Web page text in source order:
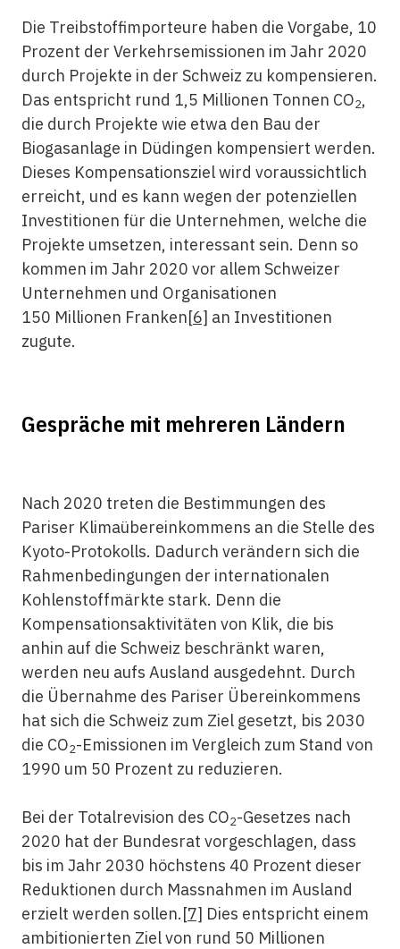
Die Treibstoffimporteure haben die Vorgabe, 10
Prozent der Verkehrsemissionen im Jahr 2020
durch Projekte in der Schweiz zu kompensieren.
Das entspricht rund 1,5 Millionen Tonnen CO2,
die durch Projekte wie etwa den Bau der
Biogasanlage in Düdingen kompensiert werden.
Dieses Kompensationsziel wird voraussichtlich
erreicht, und es kann wegen der potenziellen
Investitionen für die Unternehmen, welche die
Projekte umsetzen, interessant sein. Denn so
kommen im Jahr 2020 vor allem Schweizer
Unternehmen und Organisationen
150 Millionen Franken[6] an Investitionen
zugute.
Gespräche mit mehreren Ländern
Nach 2020 treten die Bestimmungen des
Pariser Klimaübereinkommens an die Stelle des
Kyoto-Protokolls. Dadurch verändern sich die
Rahmenbedingungen der internationalen
Kohlenstoffmärkte stark. Denn die
Kompensationsaktivitäten von Klik, die bis
anhin auf die Schweiz beschränkt waren,
werden neu aufs Ausland ausgedehnt. Durch
die Übernahme des Pariser Übereinkommens
hat sich die Schweiz zum Ziel gesetzt, bis 2030
die CO2-Emissionen im Vergleich zum Stand von
1990 um 50 Prozent zu reduzieren.
Bei der Totalrevision des CO2-Gesetzes nach
2020 hat der Bundesrat vorgeschlagen, dass
bis im Jahr 2030 höchstens 40 Prozent dieser
Reduktionen durch Massnahmen im Ausland
erzielt werden sollen.[7] Dies entspricht einem
ambitionierten Ziel von rund 50 Millionen